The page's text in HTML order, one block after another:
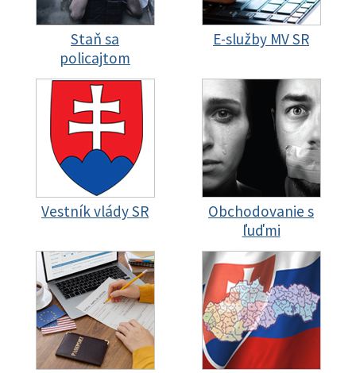
Staň sa
policajtom
E-služby MV SR
Vestník vlády SR
Obchodovanie s
ľuďmi